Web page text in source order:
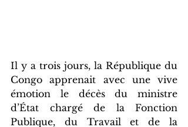
Il y a trois jours, la République du
Congo apprenait avec une vive
émotion le décès du ministre
d’État chargé de la Fonction
Publique, du Travail et de la